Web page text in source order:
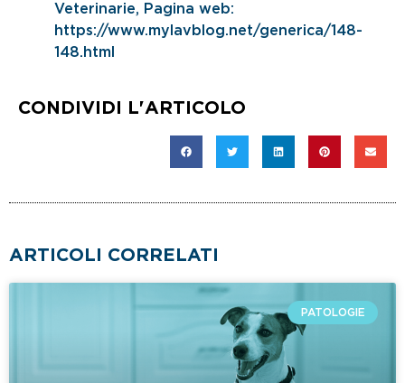
Veterinarie, Pagina web:
https://www.mylavblog.net/generica/148-
148.html
CONDIVIDI L'ARTICOLO
ARTICOLI CORRELATI
PATOLOGIE